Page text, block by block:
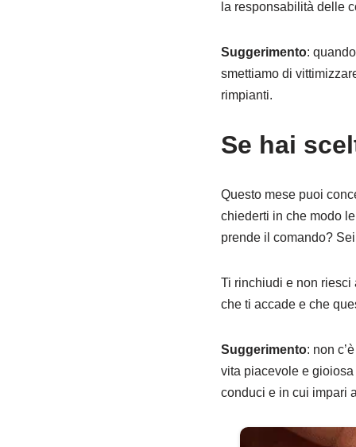
la responsabilità delle
Suggerimento:
smettiamo di
rimpianti.
Se hai
Questo mese puoi
chiederti in che modo
prende il comando?
Ti rinchiudi e non riesci
che ti accade e che
Suggerimento: non
vita piacevole e gioiosa
conduci e in cui impari